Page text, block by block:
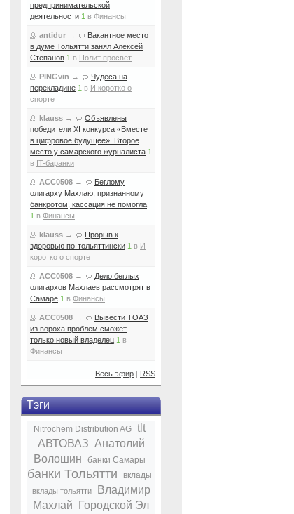
предпринимательской
деятельности 1 в Финансы
antidur →
Вакантное место
в думе Тольятти занял Алексей
Степанов 1 в Полит просвет
PINGvin →
Чудеса на
перекладине 1 в И коротко о
спорте
klauss →
Объявлены
победители XI конкурса «Вместе
в цифровое будущее». Второе
место у самарского журналиста 1
в IT-баранки
ACC0508 →
Беглому
олигарху Махлаю, признанному
банкротом, кассация не помогла
1 в Финансы
klauss →
Прорыв к
здоровью по-тольяттински 1 в И
коротко о спорте
ACC0508 →
Дело беглых
олигархов Махлаев рассмотрят в
Самаре 1 в Финансы
ACC0508 →
Вывести ТОАЗ
из вороха проблем сможет
только новый владелец 1 в
Финансы
Весь эфир | RSS
Тэги
Nitrochem Distribution AG
tlt
АВТОВАЗ Анатолий
Волошин
банки Самары
банки Тольятти вклады
вклады тольятти
Владимир
Махлай
Городской Эл